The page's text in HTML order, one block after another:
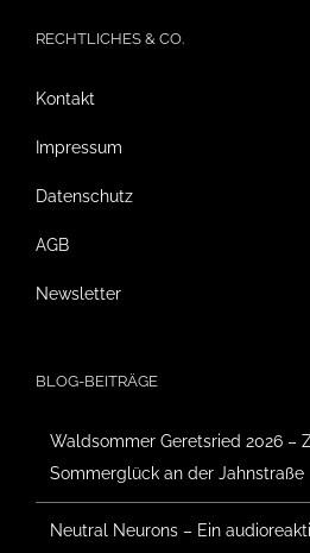
RECHTLICHES & CO.
Kontakt
Impressum
Datenschutz
AGB
Newsletter
BLOG-BEITRÄGE
Waldsommer Geretsried 2026 –
Sommerglück an der Jahnstraße
Neutral Neurons – Ein